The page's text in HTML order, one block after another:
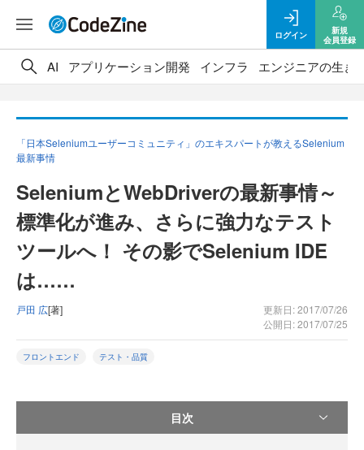
ログイン
新規
会員登録
AI アプリケーション開発 インフラ エンジニアの生き
「日本Seleniumユーザーコミュニティ」のエキスパートが教えるSelenium
最新事情
SeleniumとWebDriverの最新事情～
標準化が進み、さらに強力なテスト
ツールへ！ その影でSelenium IDE
は……
戸田 広[著]
更新日: 2017/07/26
公開日: 2017/07/25
フロントエンド テスト・品質
目次